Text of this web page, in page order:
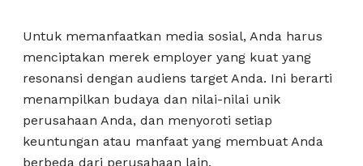
Untuk memanfaatkan media sosial, Anda harus
menciptakan merek employer yang kuat yang
resonansi dengan audiens target Anda. Ini berarti
menampilkan budaya dan nilai-nilai unik
perusahaan Anda, dan menyoroti setiap
keuntungan atau manfaat yang membuat Anda
berbeda dari perusahaan lain.